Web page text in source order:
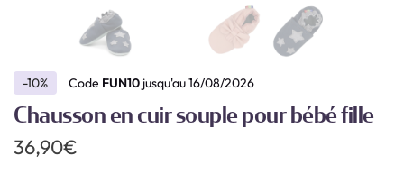
-10% Code FUN10 jusqu'au 16/08/2026
Chausson en cuir souple pour bébé fille
36,90€